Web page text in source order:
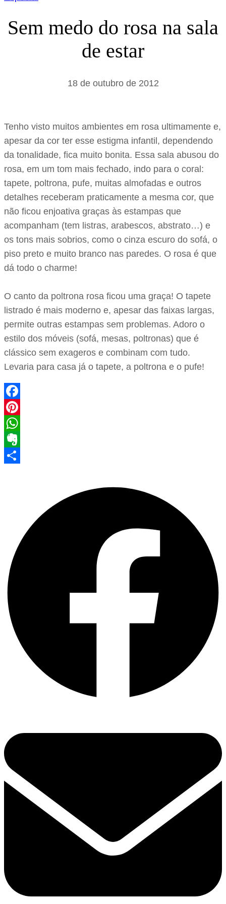
Sem medo do rosa na sala
de estar
18 de outubro de 2012
Tenho visto muitos ambientes em rosa ultimamente e,
apesar da cor ter esse estigma infantil, dependendo
da tonalidade, fica muito bonita. Essa sala abusou do
rosa, em um tom mais fechado, indo para o coral:
tapete, poltrona, pufe, muitas almofadas e outros
detalhes receberam praticamente a mesma cor, que
não ficou enjoativa graças às estampas que
acompanham (tem listras, arabescos, abstrato…) e
os tons mais sobrios, como o cinza escuro do sofá, o
piso preto e muito branco nas paredes. O rosa é que
dá todo o charme!
O canto da poltrona rosa ficou uma graça! O tapete
listrado é mais moderno e, apesar das faixas largas,
permite outras estampas sem problemas. Adoro o
estilo dos móveis (sofá, mesas, poltronas) que é
clássico sem exageros e combinam com tudo.
Levaria para casa já o tapete, a poltrona e o pufe!
Facebook
Pinterest
WhatsApp
Evernote